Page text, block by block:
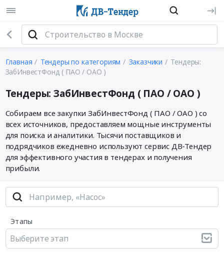
Главная Тендеры по категориям Заказчики
Тендеры:
ЗабИнвестФонд ( ПАО / ОАО )
Тендеры: ЗабИнвестФонд ( ПАО / ОАО )
Собираем все закупки ЗабИнвестФонд ( ПАО / ОАО ) со
всех источников, предоставляем мощные инструменты
для поиска и аналитики. Тысячи поставщиков и
подрядчиков ежедневно используют сервис ДВ-Тендер
для эффективного участия в тендерах и получения
прибыли.
Этапы
Выберите этап